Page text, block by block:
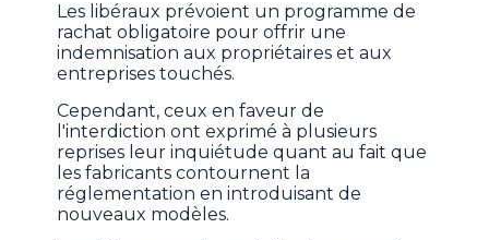
Les libéraux prévoient un programme de
rachat obligatoire pour offrir une
indemnisation aux propriétaires et aux
entreprises touchés.
Cependant, ceux en faveur de
l'interdiction ont exprimé à plusieurs
reprises leur inquiétude quant au fait que
les fabricants contournent la
réglementation en introduisant de
nouveaux modèles.